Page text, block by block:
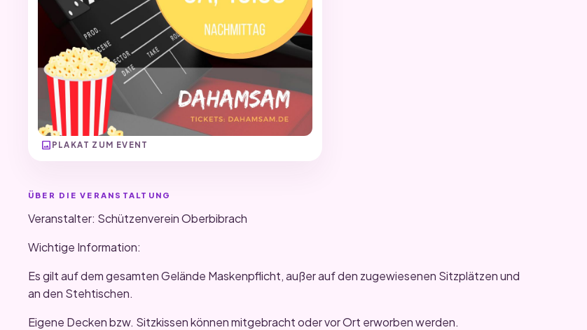
image PLAKAT ZUM EVENT
ÜBER DIE VERANSTALTUNG
Veranstalter: Schützenverein Oberbibrach
Wichtige Information:
Es gilt auf dem gesamten Gelände Maskenpflicht, außer auf den zugewiesenen Sitzplätzen und
an den Stehtischen.
Eigene Decken bzw. Sitzkissen können mitgebracht oder vor Ort erworben werden.